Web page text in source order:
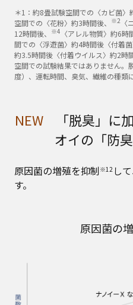
＊1：約8畳試験空間での〈カビ菌〉
空間での〈花粉〉約3時間後、
※2 〈
12時間後、
※4 〈アレル物質〉約6時
間での〈浮遊菌〉約4時間後〈付着菌
約3.5時間後〈付着ウイルス〉約2時
空間での試験結果ではありません。
度）、運転時間、臭気、繊維の種類
NEW
「脱臭」に
オイの「防
原因菌の増殖を抑制※12 し
す。
原因菌の